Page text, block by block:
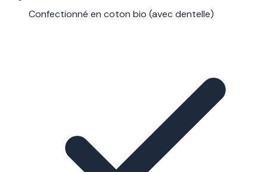
Confectionné en coton bio (avec dentelle)